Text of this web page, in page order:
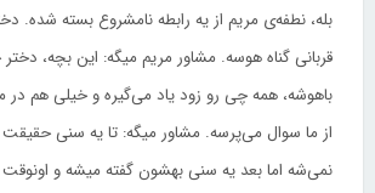
بله، نطفه‌ی مریم از یه رابطه نامشروع بسته شده.
قربانی گناه هوسه. مشاور مریم میگه: این بچه،
باهوشه، همه چی رو زود یاد می‌گیره و خیلی هم در
از ما سوال می‌پرسه. مشاور میگه: تا یه سنی حقیقت
نمی‌شه اما بعد یه سنی بهشون گفته میشه و